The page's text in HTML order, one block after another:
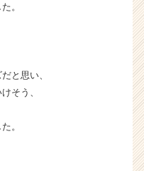
。
と思い、
そう、
。